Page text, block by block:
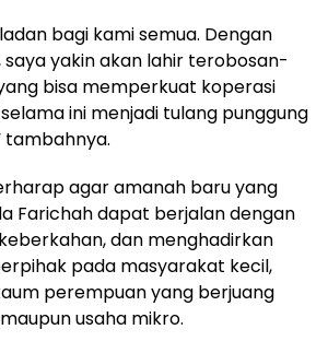
bagi kami semua. Dengan
yakin akan lahir terobosan-
bisa memperkuat koperasi
ini menjadi tulang punggung
tambahnya.
agar amanah baru yang
Farichah dapat berjalan dengan
dan menghadirkan
pada masyarakat kecil,
perempuan yang berjuang
usaha mikro.